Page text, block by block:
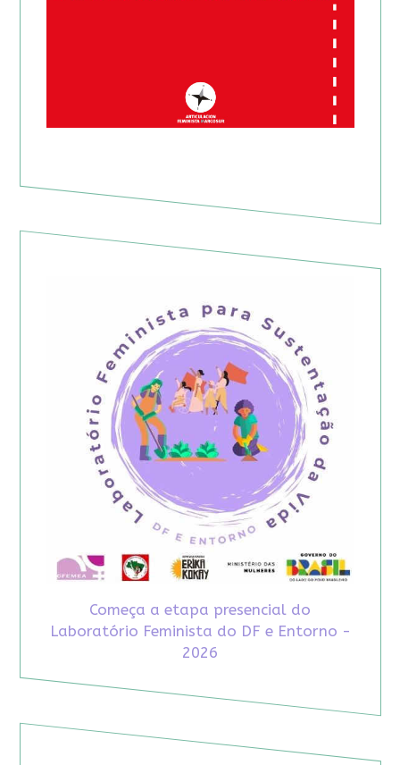
Começa a etapa presencial do
Laboratório Feminista do DF e Entorno -
2026